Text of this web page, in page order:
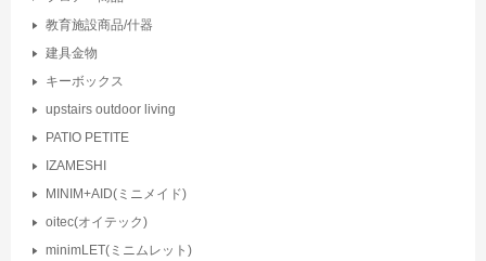
教育施設商品/什器
建具金物
キーボックス
upstairs outdoor living
PATIO PETITE
IZAMESHI
MINIM+AID(ミニメイド)
oitec(オイテック)
minimLET(ミニムレット)